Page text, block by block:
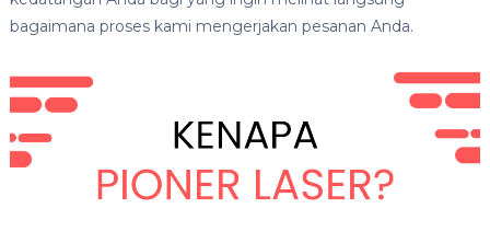
bagaimana proses kami mengerjakan pesanan Anda.